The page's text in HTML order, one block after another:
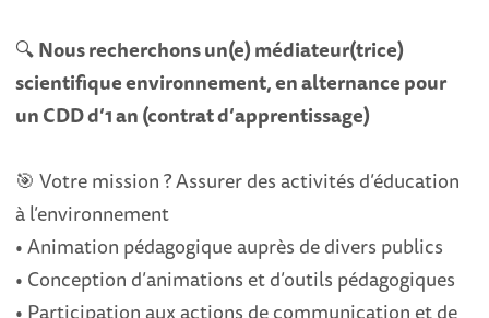
🔍Nous recherchons un(e) médiateur(trice)
scientifique environnement, en alternance pour
un CDD d’1 an (contrat d’apprentissage)
🎯 Votre mission ? Assurer des activités d’éducation
à l’environnement
• Animation pédagogique auprès de divers publics
• Conception d’animations et d’outils pédagogiques
• Participation aux actions de communication et de